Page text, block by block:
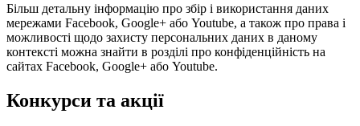
Більш детальну інформацію про збір і використання даних
мережами Facebook, Google+ або Youtube, а також про права і
можливості щодо захисту персональних даних в даному
контексті можна знайти в розділі про конфіденційність на
сайтах Facebook, Google+ або Youtube.
Конкурси та акції